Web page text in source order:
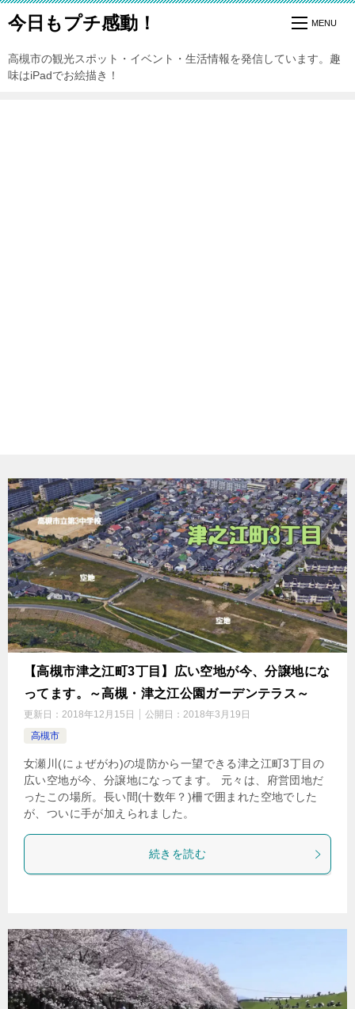
今日もプチ感動！
高槻市の観光スポット・イベント・生活情報を発信しています。趣
味はiPadでお絵描き！
【高槻市津之江町3丁目】広い空地が今、分譲地にな
ってます。～高槻・津之江公園ガーデンテラス～
更新日： 2018年12月15日 公開日： 2018年3月19日
高槻市
女瀬川(にょぜがわ)の堤防から一望できる津之江町3丁目の
広い空地が今、分譲地になってます。 元々は、府営団地だ
ったこの場所。長い間(十数年？)柵で囲まれた空地でした
が、ついに手が加えられました。
続きを読む